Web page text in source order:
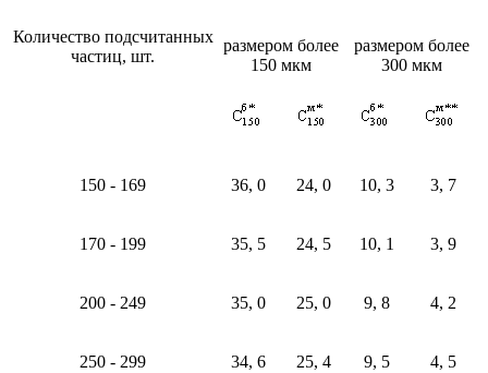
Количество подсчитанных
частиц, шт.
размером более
150 мкм
размером более
300 мкм
150 - 169 36, 0 24, 0 10, 3 3, 7
170 - 199 35, 5 24, 5 10, 1 3, 9
200 - 249 35, 0 25, 0 9, 8 4, 2
250 - 299 34, 6 25, 4 9, 5 4, 5